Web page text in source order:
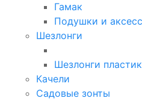
Гамак
Подушки и
Шезлонги
Шезлонги
Качели
Садовые зонты